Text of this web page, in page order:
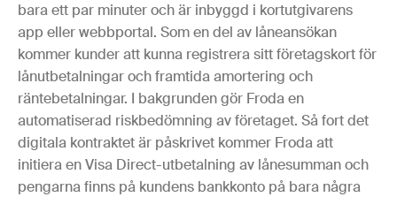
bara ett par minuter och är inbyggd i kortutgivarens
app eller webbportal. Som en del av låneansökan
kommer kunder att kunna registrera sitt företagskort för
lånutbetalningar och framtida amortering och
räntebetalningar. I bakgrunden gör Froda en
automatiserad riskbedömning av företaget. Så fort det
digitala kontraktet är påskrivet kommer Froda att
initiera en Visa Direct-utbetalning av lånesumman och
pengarna finns på kundens bankkonto på bara några